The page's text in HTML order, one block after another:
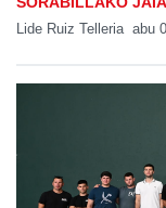
Lide Ruiz Telleria abu